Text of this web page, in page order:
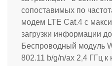
сопоставимых по
модем LTE Cat.4 с
загрузки информации
Беспроводный модуль
802.11 b/g/n/ax 2,4 ГГц к